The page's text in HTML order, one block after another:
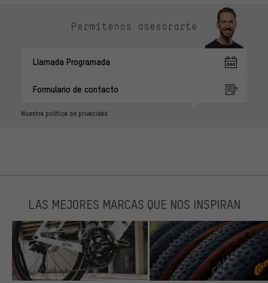
Permítenos asesorarte
Llamada Programada
Formulario de contacto
Nuestra política de privacidad
LAS MEJORES MARCAS QUE NOS INSPIRAN